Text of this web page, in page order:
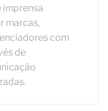
imprensa
marcas,
com
de